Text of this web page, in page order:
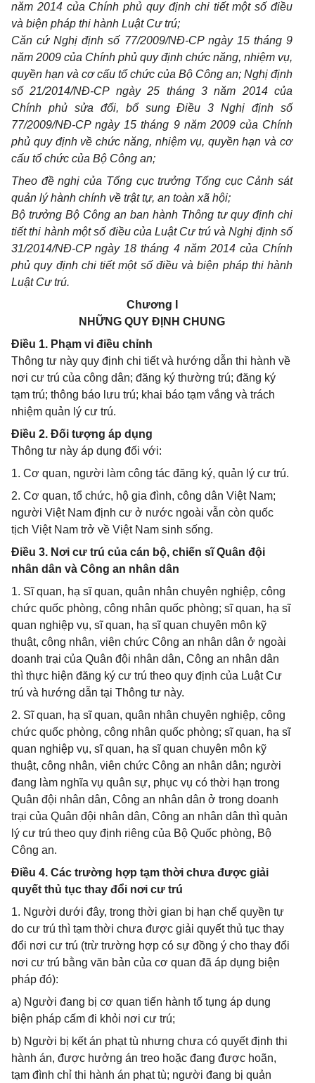
năm 2014 của Chính phủ quy định chi tiếtmột số điều
và biện pháp thi hành Luật Cư trú;
Căn cứ Nghị định số 77/2009/NĐ-CP ngày 15 tháng9
năm 2009 của Chính phủ quy định chức năng, nhiệm vụ,
quyền hạn và cơ cấu tổ chức của Bộ Công an; Nghị định
số 21/2014/NĐ-CP ngày 25 tháng3 năm 2014 của
Chính phủ sửa đổi, bổ sung Điều 3 Nghị định số
77/2009/NĐ-CP ngày 15 tháng 9 năm 2009 của Chính
phủ quy định về chức năng, nhiệm vụ, quyền hạn và cơ
cấu tổ chức của Bộ Công an;
Theo đề nghị của Tổng cục trưởng Tổng cục Cảnh sát
quản lý hành chính về trật tự, an toàn xã hội;
Bộ trưởng Bộ Công an ban hành Thông tư quy định chi
tiết thi hành một số điềucủa Luật Cư trú vàNghị định số
31/2014/NĐ-CP ngày 18 tháng 4 năm 2014 của Chính
phủ quy định chi tiết một sốđiều và biện pháp thi hành
Luật Cư trú.
Chương I
NHỮNG QUY ĐỊNH CHUNG
Điều 1. Phạm vi điều chỉnh
Thông tư này quy định chi tiết và hướng dẫn thi hành về
nơi cư trú của công dân; đăng ký thường trú; đăng ký
tạm trú; thông báo lưu trú; khai báo tạm vắng và trách
nhiệm quản lý cư trú.
Điều 2. Đối tượng áp dụng
Thông tư này áp dụng đối với:
1. Cơ quan, người làm công tác đăng ký, quản lý cư trú.
2. Cơ quan, tổ chức, hộ gia đình, công dân Việt Nam;
người Việt Nam định cư ở nước ngoài vẫn còn quốc
tịch Việt Nam trở về Việt Nam sinh sống.
Điều 3. Nơi cư trú của cán bộ, chiến sĩ Quân đội
nhân dân và Công an nhân dân
1. Sĩ quan, hạ sĩ quan, quân nhân chuyên nghiệp, công
chức quốc phòng, công nhân quốc phòng; sĩ quan, hạ sĩ
quan nghiệp vụ, sĩ quan, hạ sĩ quan chuyên môn kỹ
thuật, công nhân, viên chức Công an nhân dân ở ngoài
doanh trại của Quân đội nhân dân, Công an nhân dân
thì thực hiện đăng ký cư trú theo quy định của Luật Cư
trú và hướng dẫn tại Thông tư này.
2. Sĩ quan, hạ sĩ quan, quân nhân chuyên nghiệp, công
chức quốc phòng, công nhân quốc phòng; sĩ quan, hạ sĩ
quan nghiệp vụ, sĩ quan, hạ sĩ quan chuyên môn kỹ
thuật, công nhân, viên chức Công an nhân dân; người
đang làm nghĩa vụ quân sự, phục vụ có thời hạn trong
Quân đội nhân dân, Công an nhân dân ở trong doanh
trại của Quân đội nhân dân, Công an nhân dân thì quản
lý cư trú theo quy định riêng của Bộ Quốc phòng, Bộ
Công an.
Điều 4. Các trường hợp tạm thời chưa được giải
quyết thủ tục thay đổi nơi cư trú
1. Người dưới đây, trong thời gian bị hạn chế quyền tự
do cư trú thì tạm thời chưa được giải quyết thủ tục thay
đổi nơi cư trú (trừ trường hợp có sự đồng ý cho thay đổi
nơi cư trú bằng văn bản của cơ quan đã áp dụng biện
pháp đó):
a) Người đang bị cơ quan tiến hành tố tụng áp dụng
biện pháp cấm đi khỏi nơi cư trú;
b) Người bị kết án phạt tù nhưng chưa có quyết định thi
hành án, được hưởng án treo hoặc đang được hoãn,
tạm đình chỉ thi hành án phạt tù; người đang bị quản